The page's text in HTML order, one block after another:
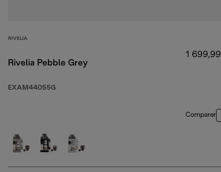
RIVELIA
Rivelia Pebble Grey
EXAM44055G
1
Comparer